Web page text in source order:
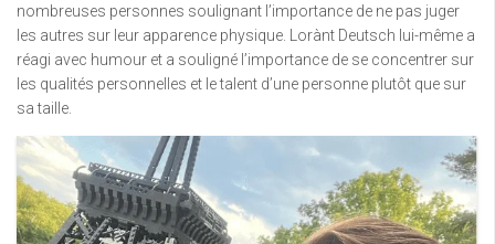
nombreuses personnes soulignant l’importance de ne pas juger
les autres sur leur apparence physique. Lorànt Deutsch lui-même a
réagi avec humour et a souligné l’importance de se concentrer sur
les qualités personnelles et le talent d’une personne plutôt que sur
sa taille.